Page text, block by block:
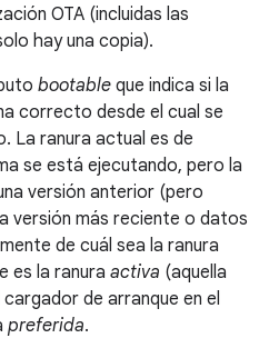
OTA (incluidas las
hay una copia).
bootable que indica si la
correcto desde el cual se
La ranura actual es de
se está ejecutando, pero la
versión anterior (pero
versión más reciente o datos
de cuál sea la ranura
es la ranura activa (aquella
de arranque en el
preferida.